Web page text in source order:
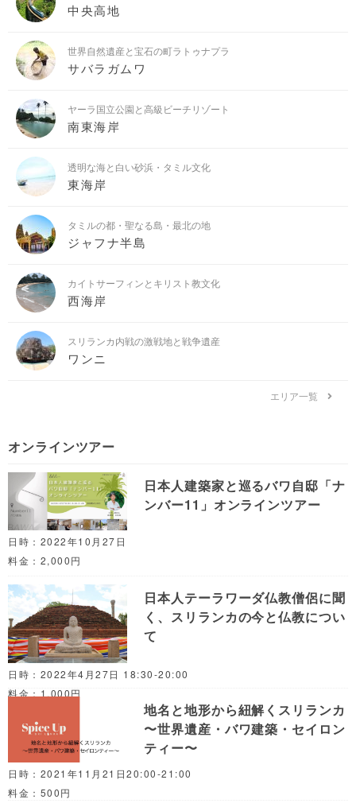
中央高地
世界自然遺産と宝石の町ラトゥナプラ
サバラガムワ
ヤーラ国立公園と高級ビーチリゾート
南東海岸
透明な海と白い砂浜・タミル文化
東海岸
タミルの都・聖なる島・最北の地
ジャフナ半島
カイトサーフィンとキリスト教文化
西海岸
スリランカ内戦の激戦地と戦争遺産
ワンニ
エリア一覧
オンラインツアー
日本人建築家と巡るバワ自邸「ナ
ンバー11」オンラインツアー
日時：2022年10月27日
料金：2,000円
日本人テーラワーダ仏教僧侶に聞
く、スリランカの今と仏教につい
て
日時：2022年4月27日 18:30-20:00
料金：1,000円
地名と地形から紐解くスリランカ
〜世界遺産・バワ建築・セイロン
ティー〜
日時：2021年11月21日20:00-21:00
料金：500円